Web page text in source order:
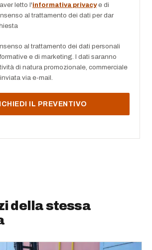
letto l'informativa privacye di
al trattamento dei dati per dar
al trattamento dei dati personali
e di marketing. I dati saranno
di natura promozionale, commerciale
via e-mail.
della stessa